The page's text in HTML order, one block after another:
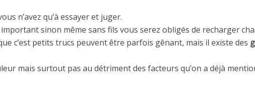
n’avez qu’à essayer et juger.
sinon même sans fils vous serez obligés de recharger
c’est petits trucs peuvent être parfois gênant, mais il existe des
mais surtout pas au détriment des facteurs qu’on a déjà